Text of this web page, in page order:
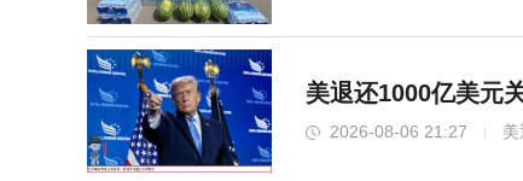
美退还1000亿美元
2026-08-06 21:27